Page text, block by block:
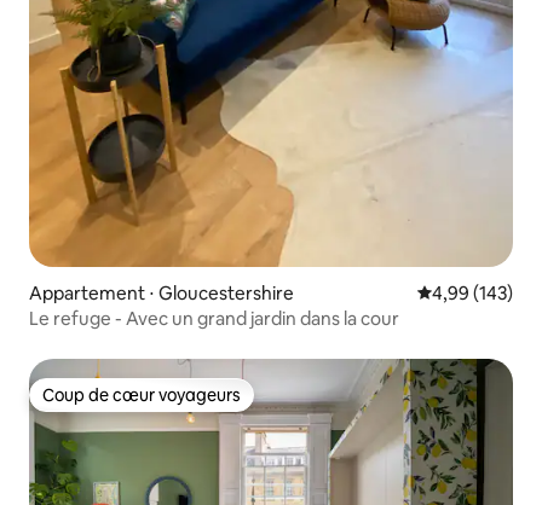
Appartement ⋅ Gloucestershire Évaluation
4,99 (143)
Le refuge - Avec un grand jardin dans la cour
Coup de cœur voyageurs
Coup de cœur voyageurs